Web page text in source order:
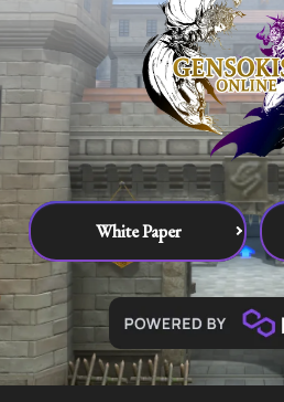
White Paper